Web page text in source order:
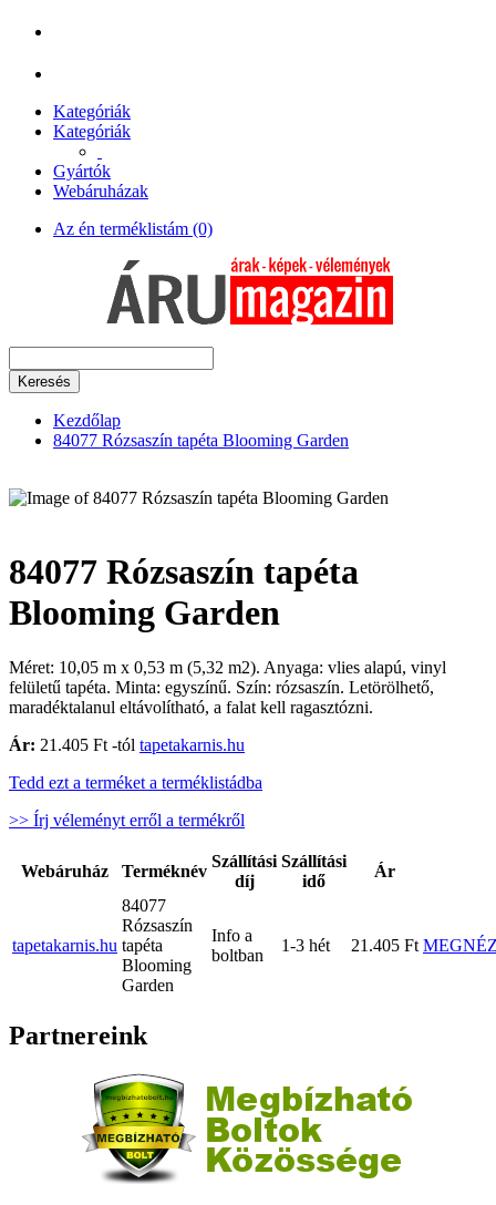
Kategóriák
Kategóriák
Gyártók
Webáruházak
Az én terméklistám (0)
Keresés
Kezdőlap
84077 Rózsaszín tapéta Blooming Garden
84077 Rózsaszín tapéta
Blooming Garden
Méret: 10,05 m x 0,53 m (5,32 m2). Anyaga: vlies alapú, vinyl
felületű tapéta. Minta: egyszínű. Szín: rózsaszín. Letörölhető,
maradéktalanul eltávolítható, a falat kell ragasztózni.
Ár: 21.405 Ft -tól tapetakarnis.hu
Tedd ezt a terméket a terméklistádba
>> Írj véleményt erről a termékről
Webáruház Terméknév
Szállítási
díj
Szállítási
idő
Ár
tapetakarnis.hu
84077
Rózsaszín
tapéta
Blooming
Garden
Info a
boltban
1-3 hét 21.405 Ft
Partnereink